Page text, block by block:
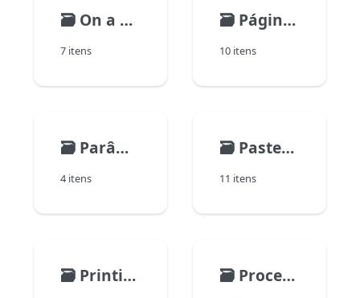
🗃️ On a Series
7 itens
🗃️ Página de Backup
10 itens
🗃️ Parâmetros
4 itens
🗃️ Pasteboard
11 itens
🗃️ Printing 🗃️ Processo (Comunicações)